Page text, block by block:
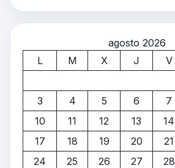
agosto 2026
L
M X J V
3
4 5 6 7
10
11 12 13 14
17
18 19 20 21
24
25 26 27 28